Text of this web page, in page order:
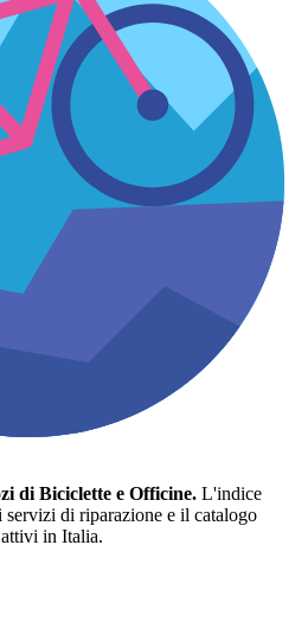
di Biciclette e Officine. L'indice
di riparazione e il catalogo
in Italia.